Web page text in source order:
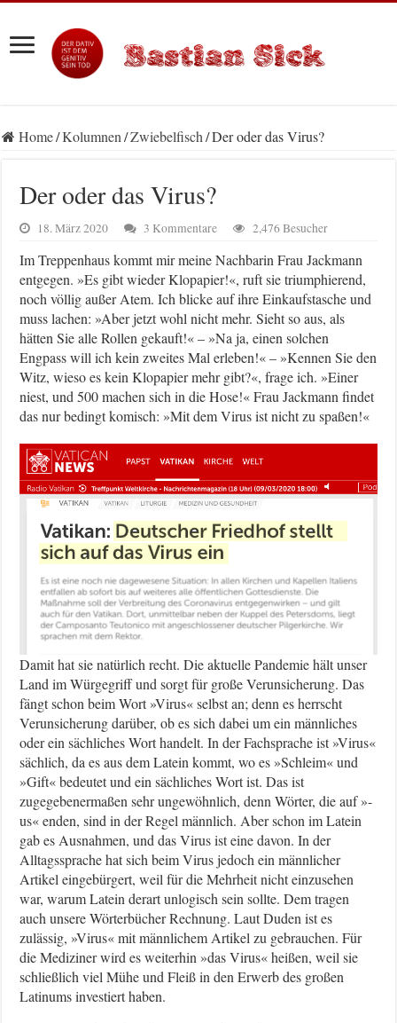
Home/Kolumnen/Zwiebelfisch/Der oder das Virus?
Der oder das Virus?
18. März 2020 3 Kommentare 2,476 Besucher
Im Treppenhaus kommt mir meine Nachbarin Frau Jackmann
entgegen. »Es gibt wieder Klopapier!«, ruft sie triumphierend,
noch völlig außer Atem. Ich blicke auf ihre Einkaufstasche und
muss lachen: »Aber jetzt wohl nicht mehr. Sieht so aus, als
hätten Sie alle Rollen gekauft!« – »Na ja, einen solchen
Engpass will ich kein zweites Mal erleben!« – »Kennen Sie den
Witz, wieso es kein Klopapier mehr gibt?«, frage ich. »Einer
niest, und 500 machen sich in die Hose!« Frau Jackmann findet
das nur bedingt komisch: »Mit dem Virus ist nicht zu spaßen!«
Damit hat sie natürlich recht. Die aktuelle Pandemie hält unser
Land im Würgegriff und sorgt für große Verunsicherung. Das
fängt schon beim Wort »Virus« selbst an; denn es herrscht
Verunsicherung darüber, ob es sich dabei um ein männliches
oder ein sächliches Wort handelt. In der Fachsprache ist »Virus«
sächlich, da es aus dem Latein kommt, wo es »Schleim« und
»Gift« bedeutet und ein sächliches Wort ist. Das ist
zugegebenermaßen sehr ungewöhnlich, denn Wörter, die auf »-
us« enden, sind in der Regel männlich. Aber schon im Latein
gab es Ausnahmen, und das Virus ist eine davon. In der
Alltagssprache hat sich beim Virus jedoch ein männlicher
Artikel eingebürgert, weil für die Mehrheit nicht einzusehen
war, warum Latein derart unlogisch sein sollte. Dem tragen
auch unsere Wörterbücher Rechnung. Laut Duden ist es
zulässig, »Virus« mit männlichem Artikel zu gebrauchen. Für
die Mediziner wird es weiterhin »das Virus« heißen, weil sie
schließlich viel Mühe und Fleiß in den Erwerb des großen
Latinums investiert haben.